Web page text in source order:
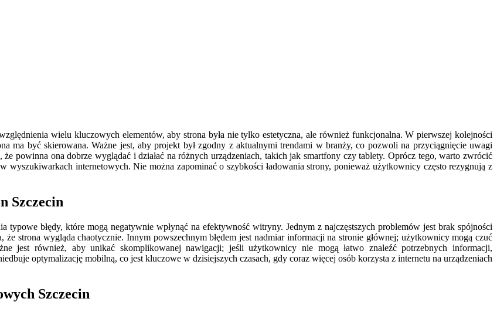
wielu kluczowych elementów, aby strona była nie tylko estetyczna, ale również funkcjonalna. W pierwszej kolejności
ma być skierowana. Ważne jest, aby projekt był zgodny z aktualnymi trendami w branży, co pozwoli na przyciągnięcie uwagi
powinna ona dobrze wyglądać i działać na różnych urządzeniach, takich jak smartfony czy tablety. Oprócz tego, warto zwrócić
wyszukiwarkach internetowych. Nie można zapominać o szybkości ładowania strony, ponieważ użytkownicy często rezygnują z
Szczecin
typowe błędy, które mogą negatywnie wpłynąć na efektywność witryny. Jednym z najczęstszych problemów jest brak spójności
strona wygląda chaotycznie. Innym powszechnym błędem jest nadmiar informacji na stronie głównej; użytkownicy mogą czuć
jest również, aby unikać skomplikowanej nawigacji; jeśli użytkownicy nie mogą łatwo znaleźć potrzebnych informacji,
optymalizację mobilną, co jest kluczowe w dzisiejszych czasach, gdy coraz więcej osób korzysta z internetu na urządzeniach
Szczecin